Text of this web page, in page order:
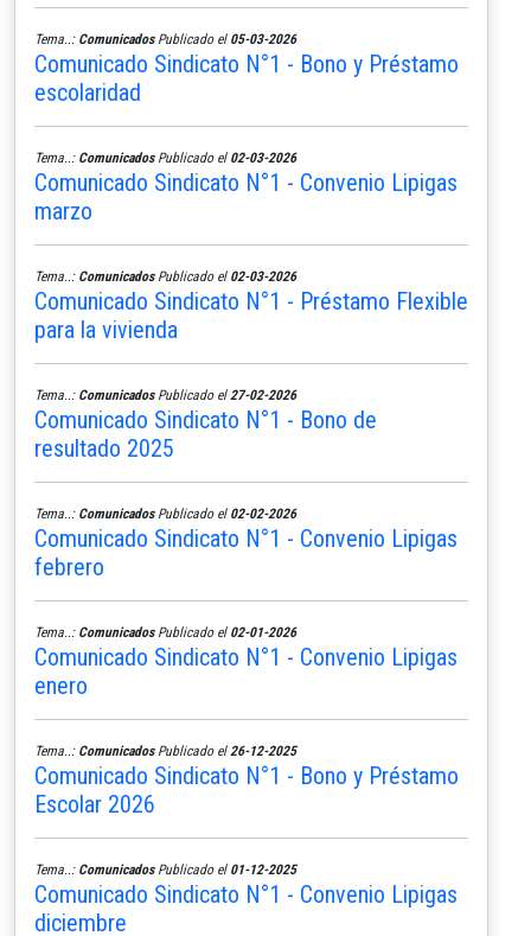
Tema..: ComunicadosPublicado el 05-03-2026
Comunicado Sindicato N°1 - Bono y Préstamo
escolaridad
Tema..: ComunicadosPublicado el 02-03-2026
Comunicado Sindicato N°1 - Convenio Lipigas
marzo
Tema..: ComunicadosPublicado el 02-03-2026
Comunicado Sindicato N°1 - Préstamo Flexible
para la vivienda
Tema..: ComunicadosPublicado el 27-02-2026
Comunicado Sindicato N°1 - Bono de
resultado 2025
Tema..: ComunicadosPublicado el 02-02-2026
Comunicado Sindicato N°1 - Convenio Lipigas
febrero
Tema..: ComunicadosPublicado el 02-01-2026
Comunicado Sindicato N°1 - Convenio Lipigas
enero
Tema..: ComunicadosPublicado el 26-12-2025
Comunicado Sindicato N°1 - Bono y Préstamo
Escolar 2026
Tema..: ComunicadosPublicado el 01-12-2025
Comunicado Sindicato N°1 - Convenio Lipigas
diciembre